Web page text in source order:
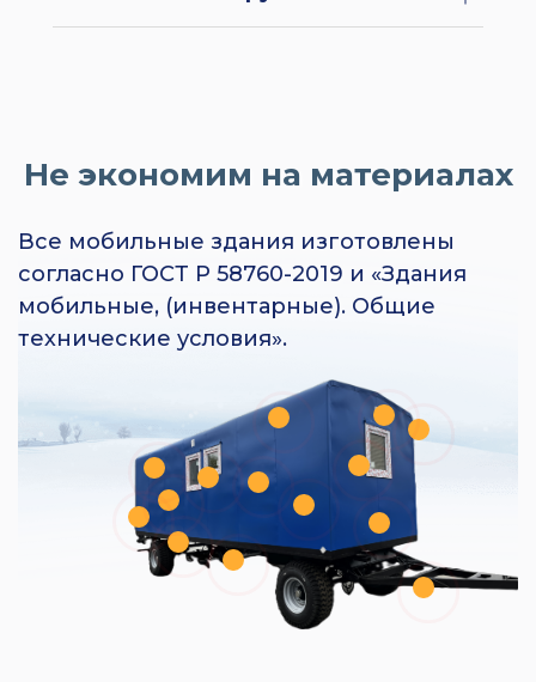
Не экономим на материалах
Все мобильные здания изготовлены
согласно ГОСТ Р 58760-2019 и «Здания
мобильные, (инвентарные). Общие
технические условия».